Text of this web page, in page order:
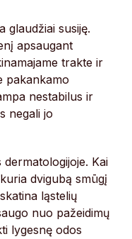
glaudžiai susiję.
apsaugant
trakte ir
pakankamo
nestabilus ir
negali jo
Kai
dvigubą smūgį
ląstelių
nuo pažeidimų
lygesnę odos